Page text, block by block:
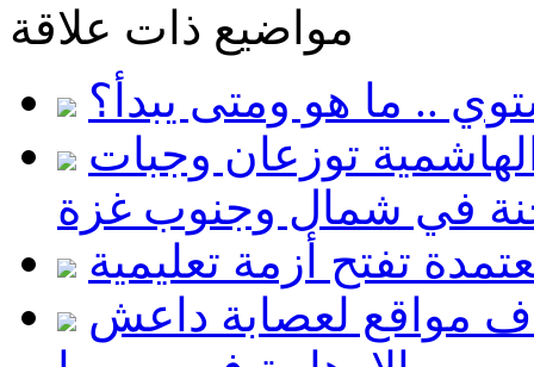
مواضيع ذات علاقة
.. ما هو ومتى يبدأ؟
الهاشمية توزعان وجبات
في شمال وجنوب غزة
مواقع لعصابة داعش